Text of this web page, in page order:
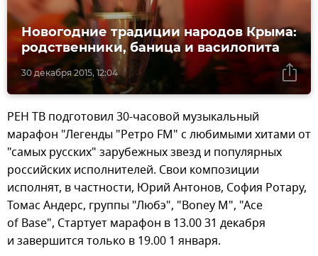
30 декабря 2015, 12:04
Новогодние традиции народов Крыма:
родственники, баница и василопита
РЕН ТВ подготовил 30-часовой музыкальный
марафон "Легенды "Ретро FM" с любимыми хитами от
"самых русских" зарубежных звезд и популярных
российских исполнителей. Свои композиции
исполнят, в частности, Юрий Антонов, София Ротару,
Томас Андерс, группы "Любэ", "Boney M", "Ace
of Base", Стартует марафон в 13.00 31 декабря
и завершится только в 19.00 1 января.